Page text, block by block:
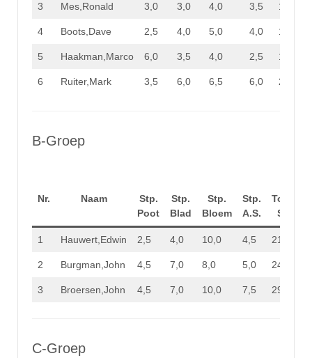
3 Mes,Ronald 3,0 3,0 4,0 3,5 13,5
4 Boots,Dave 2,5 4,0 5,0 4,0 15,5
5 Haakman,Marco 6,0 3,5 4,0 2,5 16,0
6 Ruiter,Mark 3,5 6,0 6,5 6,0 22,0
B-Groep
Nr. Naam
Stp.
Poot
Stp.
Blad
Stp.
Bloem
Stp.
A.S.
Totaal
Stp.
1 Hauwert,Edwin 2,5 4,0 10,0 4,5 21,0
2 Burgman,John 4,5 7,0 8,0 5,0 24,5
3 Broersen,John 4,5 7,0 10,0 7,5 29,0
C-Groep